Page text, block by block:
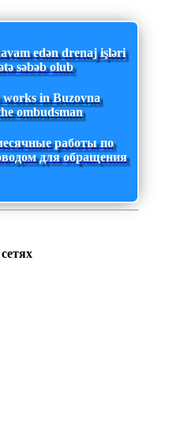
edən drenaj işləri
səbəb olub
in Buzovna
ombudsman
работы по
для обращения